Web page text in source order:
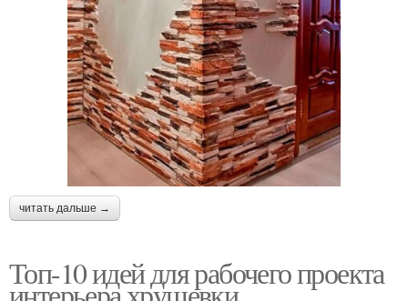
читать дальше →
Топ-10 идей для рабочего проекта